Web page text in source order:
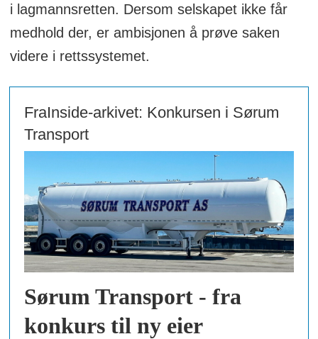
i lagmannsretten. Dersom selskapet ikke får
medhold der, er ambisjonen å prøve saken
videre i rettssystemet.
FraInside-arkivet: Konkursen i Sørum
Transport
Sørum Transport - fra
konkurs til ny eier